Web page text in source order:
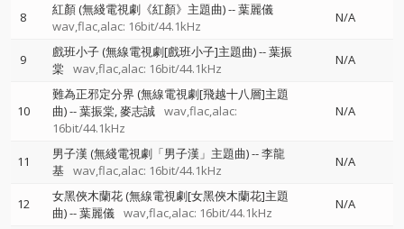
8 紅顏 (無綫電視劇《紅顏》主題曲)--葉麗儀
wav,flac,alac: 16bit/44.1kHz
N/A
9 戲班小子 (無線電視劇[戲班小子]主題曲)--葉振
棠
wav,flac,alac: 16bit/44.1kHz
N/A
10
難為正邪定分界 (無線電視劇[飛越十八層]主題
曲)--葉振棠 麥志誠 wav,flac,alac:
16bit/44.1kHz
N/A
11 男子漢 (無綫電視劇「男子漢」主題曲)--李龍
基 wav,flac,alac: 16bit/44.1kHz
N/A
12
女黑俠木蘭花 (無線電視劇[女黑俠木蘭花]主題
曲)--葉麗儀 wav,flac,alac: 16bit/44.1kHz
N/A